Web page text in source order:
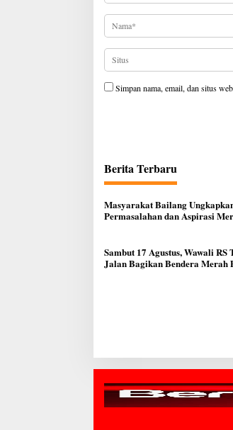
Simpan nama, email, dan situs
Berita Terbaru
Masyarakat Bailang
Permasalahan dan Aspirasi
Sambut 17 Agustus, Wawali RS
Jalan Bagikan Bendera Merah